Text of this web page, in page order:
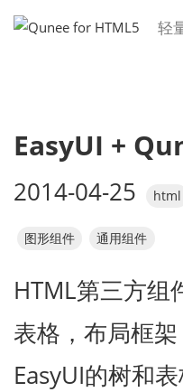
轻
EasyUI +
2014-04-25 html
图形组件 通用组件
HTML第三方组
表格，布局框
EasyUI的树和